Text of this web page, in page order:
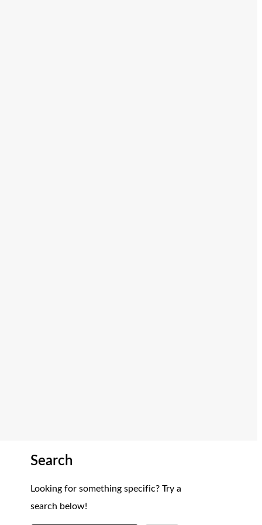
Search
Looking for something specific? Try a
search below!